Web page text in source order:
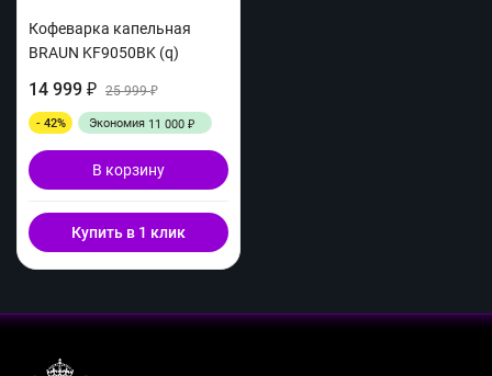
Кофеварка капельная
BRAUN KF9050BK (q)
14 999 ₽ 25 999₽
- 42% Экономия 11 000 ₽
В корзину
Купить в 1 клик